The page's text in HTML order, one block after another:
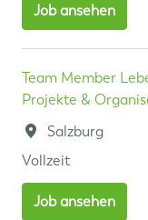
Job ansehen
Team Member
Projekte &
Salzburg
Vollzeit
Job ansehen